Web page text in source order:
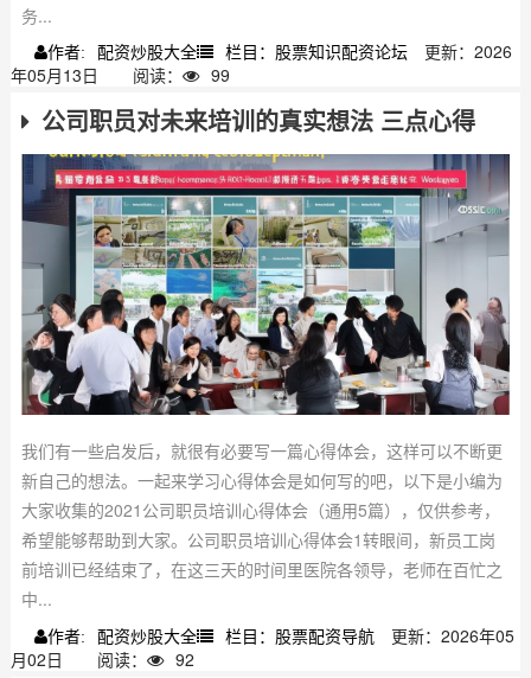
务...
作者: 配资炒股大全 栏目：股票知识配资论坛
更新：2026
年05月13日
阅读： 99
公司职员对未来培训的真实想法 三点心得
我们有一些启发后，就很有必要写一篇心得体会，这样可以不断更
新自己的想法。一起来学习心得体会是如何写的吧，以下是小编为
大家收集的2021公司职员培训心得体会（通用5篇），仅供参考，
希望能够帮助到大家。公司职员培训心得体会1转眼间，新员工岗
前培训已经结束了，在这三天的时间里医院各领导，老师在百忙之
中...
作者: 配资炒股大全 栏目：股票配资导航
更新：2026年05
月02日
阅读： 92